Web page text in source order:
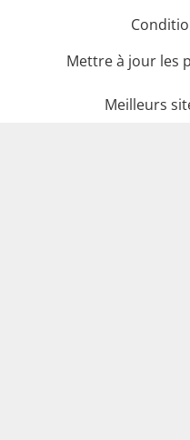
Mettre à jour les
Meilleurs